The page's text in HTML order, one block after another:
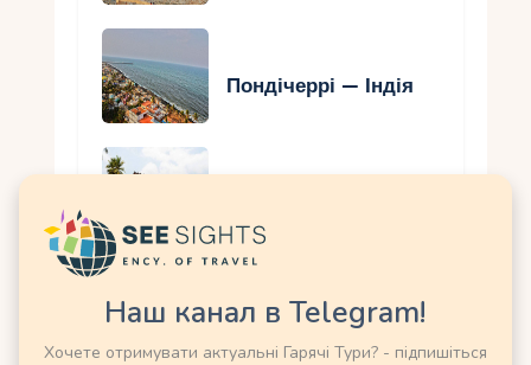
Пондічеррі — Індія
Гімалаї – Індія
Наш канал в Telegram!
Хочете отримувати актуальні Гарячі Тури? - підпишіться